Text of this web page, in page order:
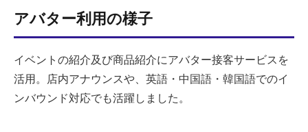
アバター利用の様子
イベントの紹介及び商品紹介にアバター接客サービスを
活用。店内アナウンスや、英語・中国語・韓国語でのイ
ンバウンド対応でも活躍しました。